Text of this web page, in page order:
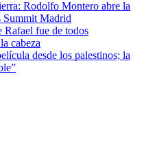
Rodolfo Montero abre la
Summit Madrid
Rafael fue de todos
cabeza
desde los palestinos; la